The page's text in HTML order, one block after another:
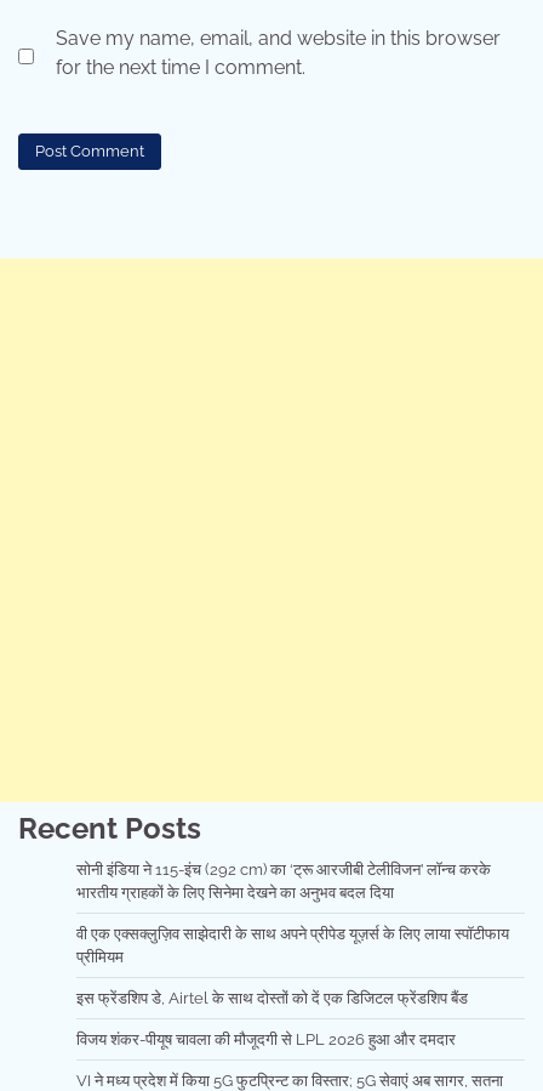
Save my name, email, and website in this browser
for the next time I comment.
Recent Posts
सोनी इंडिया ने 115-इंच (292 cm) का ‘ट्रू आरजीबी टेलीविजन’ लॉन्च करके
भारतीय ग्राहकों के लिए सिनेमा देखने का अनुभव बदल दिया
वी एक एक्सक्लुज़िव साझेदारी के साथ अपने प्रीपेड यूज़र्स के लिए लाया स्पॉटीफाय
प्रीमियम
इस फ्रेंडशिप डे, Airtel के साथ दोस्तों को दें एक डिजिटल फ्रेंडशिप बैंड
विजय शंकर-पीयूष चावला की मौजूदगी से LPL 2026 हुआ और दमदार
VI ने मध्य प्रदेश में किया 5G फुटप्रिन्ट का विस्तार; 5G सेवाएं अब सागर, सतना